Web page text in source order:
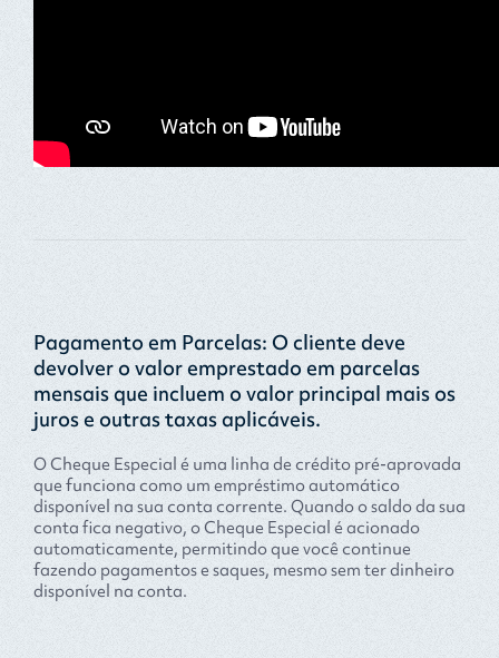
Pagamento em Parcelas: O cliente deve
devolver o valor emprestado em parcelas
mensais que incluem o valor principal mais os
juros e outras taxas aplicáveis.
O Cheque Especial é uma linha de crédito pré-aprovada
que funciona como um empréstimo automático
disponível na sua conta corrente. Quando o saldo da sua
conta fica negativo, o Cheque Especial é acionado
automaticamente, permitindo que você continue
fazendo pagamentos e saques, mesmo sem ter dinheiro
disponível na conta.